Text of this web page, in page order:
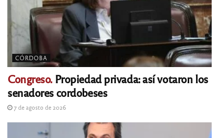
CÓRDOBA
Congreso. Propiedad privada: así votaron los
senadores cordobeses
7 de agosto de 2026